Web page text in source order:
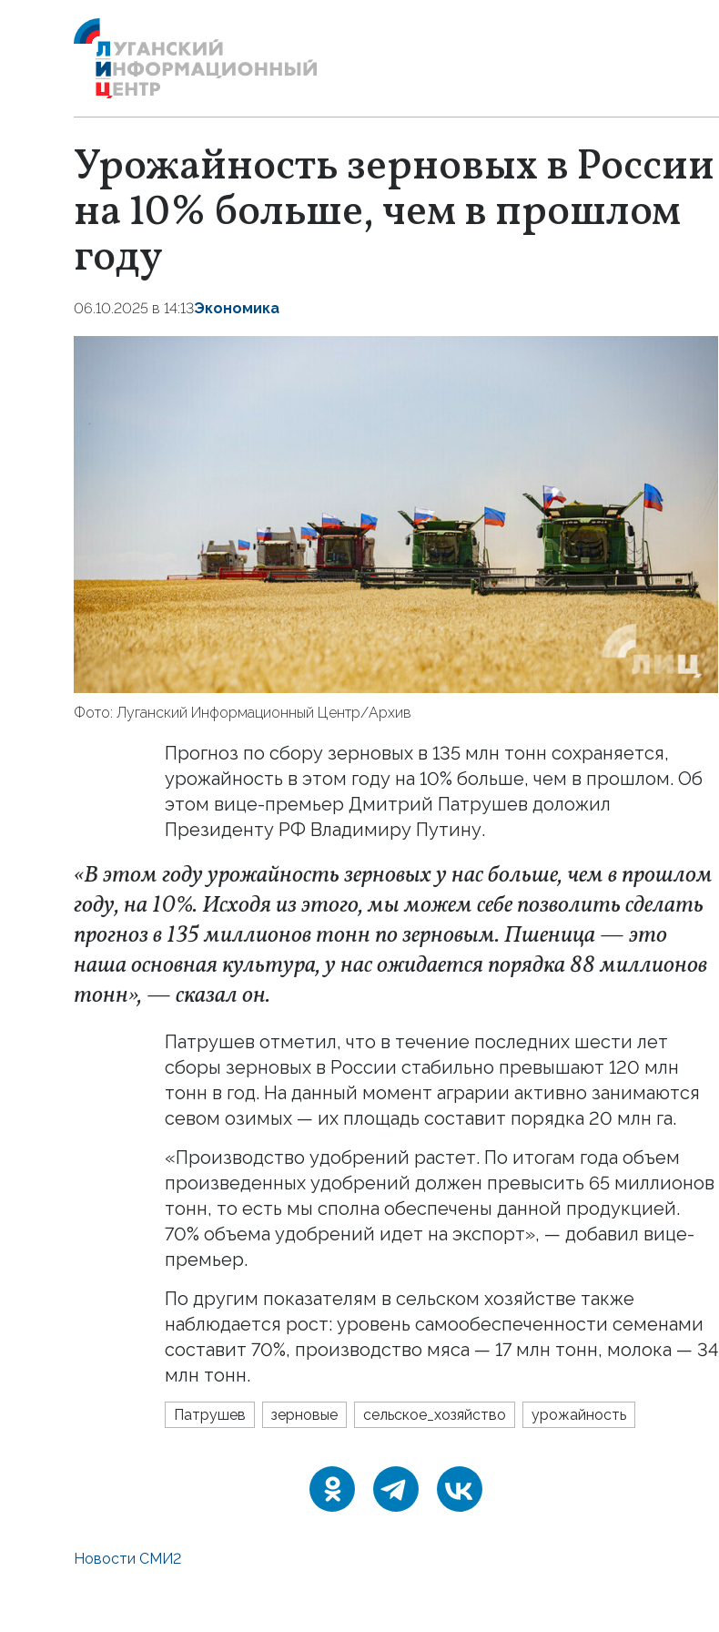
Урожайность зерновых в России
на 10% больше, чем в прошлом
году
06.10.2025 в 14:13Экономика
Фото: Луганский Информационный Центр/Архив
Прогноз по сбору зерновых в 135 млн тонн сохраняется,
урожайность в этом году на 10% больше, чем в прошлом. Об
этом вице-премьер Дмитрий Патрушев доложил
Президенту РФ Владимиру Путину.
«В этом году урожайность зерновых у нас больше, чем в прошлом
году, на 10%. Исходя из этого, мы можем себе позволить сделать
прогноз в 135 миллионов тонн по зерновым. Пшеница — это
наша основная культура, у нас ожидается порядка 88 миллионов
тонн», — сказал он.
Патрушев отметил, что в течение последних шести лет
сборы зерновых в России стабильно превышают 120 млн
тонн в год. На данный момент аграрии активно занимаются
севом озимых — их площадь составит порядка 20 млн га.
«Производство удобрений растет. По итогам года объем
произведенных удобрений должен превысить 65 миллионов
тонн, то есть мы сполна обеспечены данной продукцией.
70% объема удобрений идет на экспорт», — добавил вице-
премьер.
По другим показателям в сельском хозяйстве также
наблюдается рост: уровень самообеспеченности семенами
составит 70%, производство мяса — 17 млн тонн, молока — 34
млн тонн.
Патрушев зерновые сельское_хозяйство урожайность
Новости СМИ2